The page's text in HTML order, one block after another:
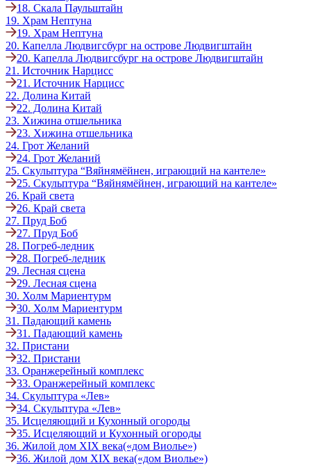
18. Скала Паульштайн
19. Храм Нептуна
19. Храм Нептуна
20. Капелла Людвигсбург на острове Людвигштайн
20. Капелла Людвигсбург на острове Людвигштайн
21. Источник Нарцисс
21. Источник Нарцисс
22. Долина Китай
22. Долина Китай
23. Хижина отшельника
23. Хижина отшельника
24. Грот Желаний
24. Грот Желаний
25. Скульптура “Вяйнямёйнен, играющий на кантеле»
25. Скульптура “Вяйнямёйнен, играющий на кантеле»
26. Край света
26. Край света
27. Пруд Боб
27. Пруд Боб
28. Погреб-ледник
28. Погреб-ледник
29. Лесная сцена
29. Лесная сцена
30. Холм Мариентурм
30. Холм Мариентурм
31. Падающий камень
31. Падающий камень
32. Пристани
32. Пристани
33. Оранжерейный комплекс
33. Оранжерейный комплекс
34. Скульптура «Лев»
34. Скульптура «Лев»
35. Исцеляющий и Кухонный огороды
35. Исцеляющий и Кухонный огороды
36. Жилой дом ХIХ века(«дом Виолье»)
36. Жилой дом ХIХ века(«дом Виолье»)